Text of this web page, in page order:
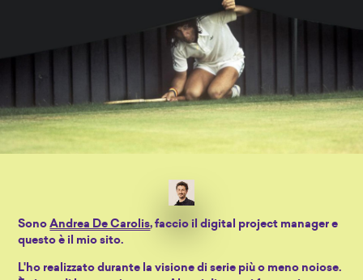
SonoAndrea De Carolis, faccio il digital project manager e
questo è il mio sito.
L'ho realizzato durante la visione di serie più o meno noiose.